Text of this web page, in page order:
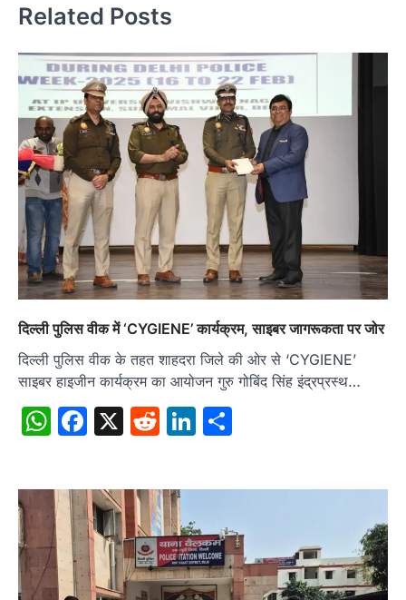
Related Posts
दिल्ली पुलिस वीक में ‘CYGIENE’ कार्यक्रम, साइबर जागरूकता पर जोर
दिल्ली पुलिस वीक के तहत शाहदरा जिले की ओर से ‘CYGIENE’
साइबर हाइजीन कार्यक्रम का आयोजन गुरु गोबिंद सिंह इंद्रप्रस्थ…
WhatsApp
Facebook
X RedditLinkedIn